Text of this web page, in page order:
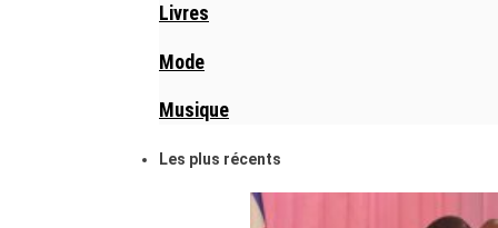
Livres
Mode
Musique
Les plus récents